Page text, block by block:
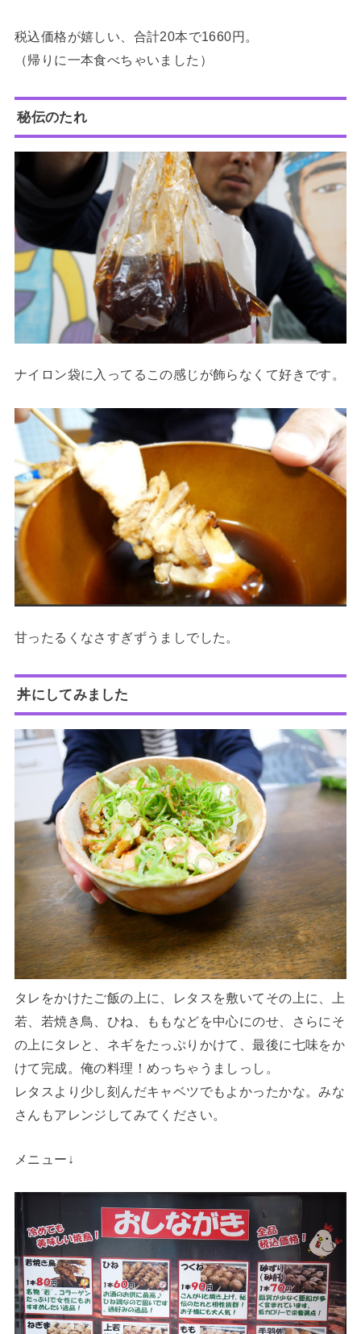
税込価格が嬉しい、合計20本で1660円。
（帰りに一本食べちゃいました）
秘伝のたれ
ナイロン袋に入ってるこの感じが飾らなくて好きです。
甘ったるくなさすぎずうましでした。
丼にしてみました
タレをかけたご飯の上に、レタスを敷いてその上に、上
若、若焼き鳥、ひね、ももなどを中心にのせ、さらにそ
の上にタレと、ネギをたっぷりかけて、最後に七味をか
けて完成。俺の料理！めっちゃうましっし。
レタスより少し刻んだキャベツでもよかったかな。みな
さんもアレンジしてみてください。
メニュー↓